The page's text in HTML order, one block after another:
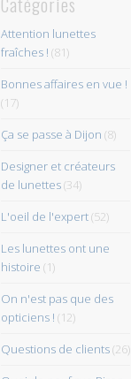
Attention lunettes
fraîches ! (81)
Bonnes affaires en vue !
(17)
Ça se passe à Dijon (8)
Designer et créateurs
de lunettes(34)
L'oeil de l'expert(52)
Les lunettes ont une
histoire (1)
On n'est pas que des
opticiens ! (12)
Questions de clients(26)